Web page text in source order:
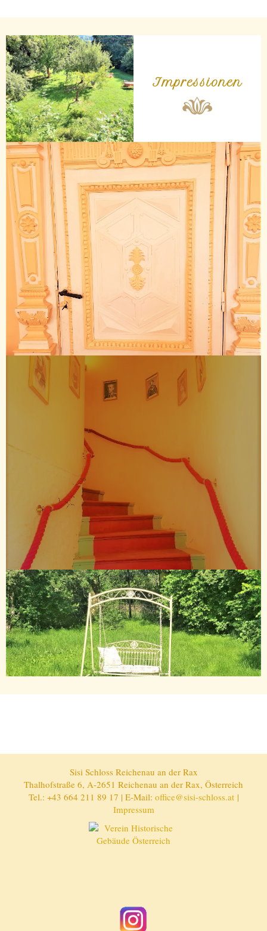
Impressionen
Sisi Schloss Reichenau an der Rax
Thalhofstraße 6, A-2651 Reichenau an der Rax, Österreich
Tel.: +43 664 211 89 17 | E-Mail: office@sisi-schloss.at|
Impressum